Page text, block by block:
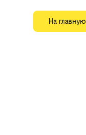
На главную